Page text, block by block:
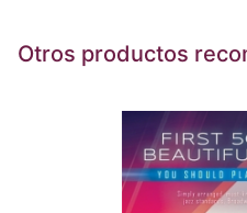
Otros productos